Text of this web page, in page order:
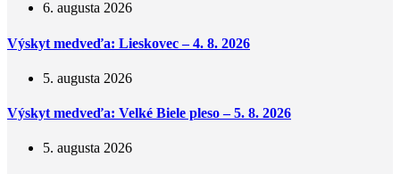
6. augusta 2026
Výskyt medveďa: Lieskovec – 4. 8. 2026
5. augusta 2026
Výskyt medveďa: Velké Biele pleso – 5. 8. 2026
5. augusta 2026